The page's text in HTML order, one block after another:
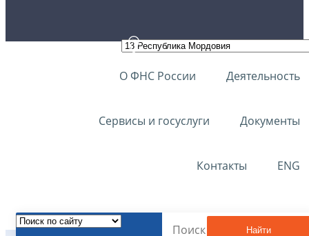
О ФНС России Деятельность
Сервисы и госуслуги Документы
Контакты ENG
Найти